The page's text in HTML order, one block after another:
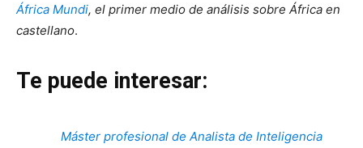
África Mundi, el primer medio de análisis sobre África en
castellano.
Te puede interesar:
Máster profesional de Analista de Inteligencia